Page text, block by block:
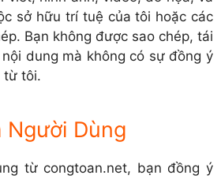
sở hữu trí tuệ của tôi hoặc các
Bạn không được sao chép, tái
dung mà không có sự đồng ý
từ tôi.
Người Dùng
từ congtoan.net, bạn đồng ý